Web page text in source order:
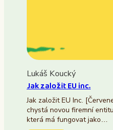
Lukáš Koucký
Jak založit EU inc.
Jak založit EU Inc.
chystá novou firemní
která má fungovat jako…